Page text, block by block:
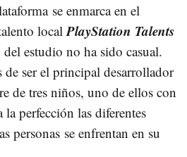
se enmarca en el
localPlayStation Talents
estudio no ha sido casual.
de ser el principal desarrollador
de tres niños, uno de ellos con
perfección las diferentes
personas se enfrentan en su